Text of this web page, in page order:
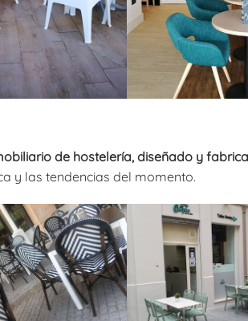
de hostelería, diseñado y
y las tendencias del momento.